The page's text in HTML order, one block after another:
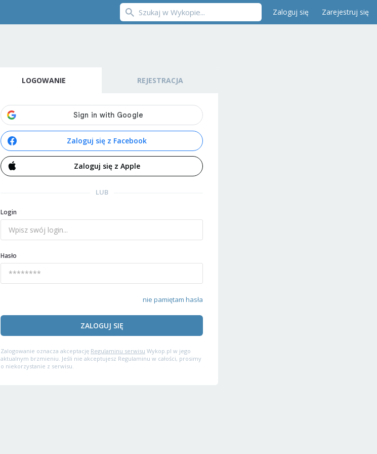
Zaloguj się Zarejestruj się
LOGOWANIE REJESTRACJA
Zaloguj się z Facebook
Zaloguj się z Apple
LUB
Login
Hasło
nie pamiętam hasła
ZALOGUJ SIĘ
Zalogowanie oznacza akceptację Regulaminu serwisu Wykop.pl w jego
aktualnym brzmieniu. Jeśli nie akceptujesz Regulaminu w całości, prosimy
o niekorzystanie z serwisu.